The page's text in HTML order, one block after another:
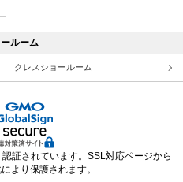
ルーム
クレスショールーム
証されています。SSL対応ページから
より保護されます。